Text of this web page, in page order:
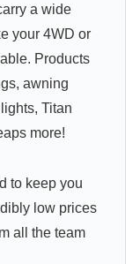
a wide
your 4WD or
Products
awning
Titan
more!
to keep you
low prices
all the team